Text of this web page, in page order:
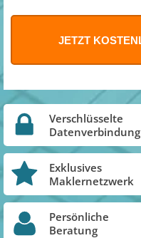
Verschlüsselte
Datenverbindung
Exklusives
Maklernetzwerk
Persönliche
Beratung